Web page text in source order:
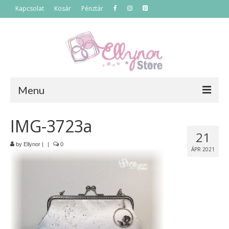
Kapcsolat Kosár Pénztár
Menu
Főoldal
Szettek
Táskák
Neszeszerek
21
ÁPR 2021
IMG-3723a
by Ellynor | | 0